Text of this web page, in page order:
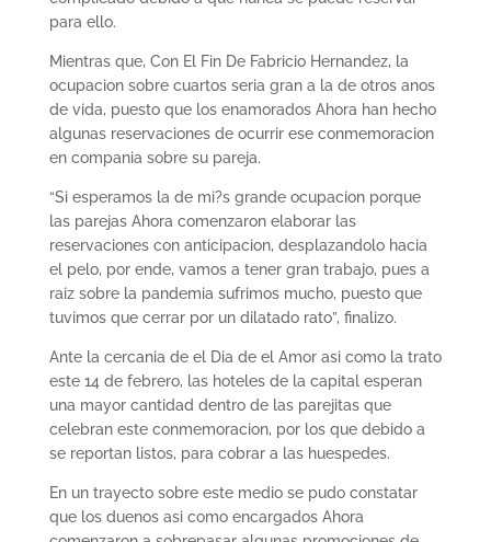
para ello.
Mientras que, Con El Fin De Fabricio Hernandez, la
ocupacion sobre cuartos seri­a gran a la de otros anos
de vida, puesto que los enamorados Ahora han hecho
algunas reservaciones de ocurrir ese conmemoracion
en compania sobre su pareja.
“Si esperamos la de mi?s grande ocupacion porque
las parejas Ahora comenzaron elaborar las
reservaciones con anticipacion, desplazandolo hacia
el pelo, por ende, vamos a tener gran trabajo, pues a
raiz sobre la pandemia sufrimos mucho, puesto que
tuvimos que cerrar por un dilatado rato”, finalizo.
Ante la cercania de el Dia de el Amor asi­ como la trato
este 14 de febrero, las hoteles de la capital esperan
una mayor cantidad dentro de las parejitas que
celebran este conmemoracion, por los que debido a
se reportan listos, para cobrar a las huespedes.
En un trayecto sobre este medio se pudo constatar
que los duenos asi­ como encargados Ahora